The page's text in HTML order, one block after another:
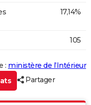
17,14%
105
: ministère de l’Intérieur
Partager